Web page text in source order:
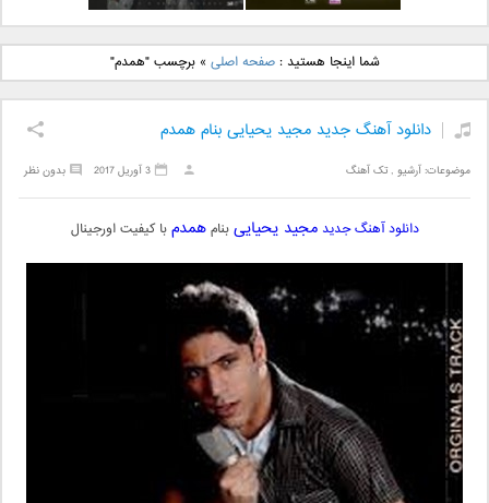
دانلود آهنگ جدید بهنام
بانی بنام قرص قمر 2
دانلود آهنگ جدید علی
یاسینی بنام دورترین نزدیک
شما اینجا هستید :صفحه اصلی »برچسب "همدم"
دانلود آهنگ جدید مجید یحیایی بنام همدم
موضوعات:آرشیو ,تک آهنگ بدون نظر 3 آوریل 2017
دانلود آهنگ جدید مجید یحیاییبنامهمدمبا کیفیت اورجینال